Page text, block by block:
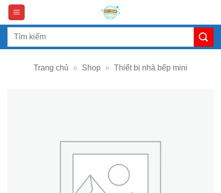
Skip
content
Search
Trang chủ » Shop » Thiết bị nhà bếp mini